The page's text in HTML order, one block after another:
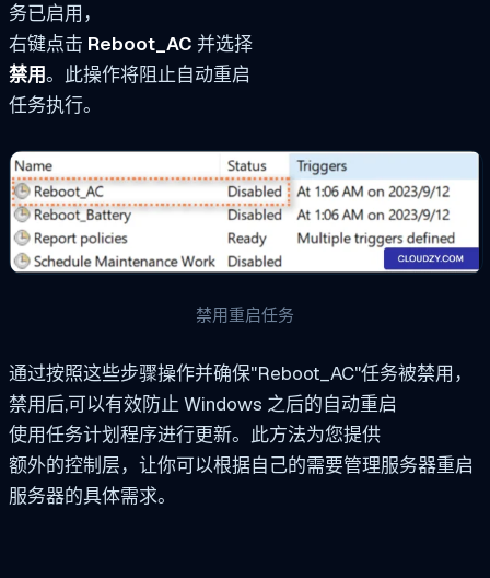
务已启用，
右键点击 Reboot_AC 并选择
禁用。此操作将阻止自动重启
任务执行。
禁用重启任务
通过按照这些步骤操作并确保"Reboot_AC"任务被禁用，
禁用后,可以有效防止 Windows 之后的自动重启
使用任务计划程序进行更新。此方法为您提供
额外的控制层，让你可以根据自己的需要管理服务器重启
服务器的具体需求。